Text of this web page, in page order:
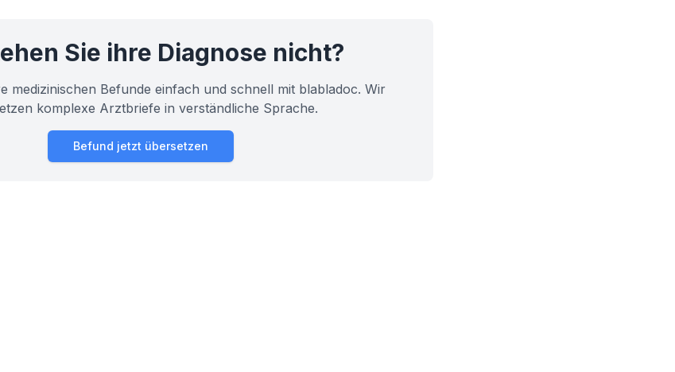
Sie ihre Diagnose nicht?
medizinischen Befunde einfach und schnell mit blabladoc. Wir
komplexe Arztbriefe in verständliche Sprache.
Befund jetzt übersetzen